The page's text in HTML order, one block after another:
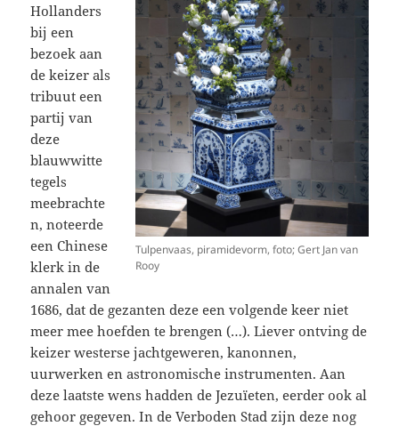
Tulpenvaas, piramidevorm, foto; Gert Jan van
Rooy
Hollanders
bij een
bezoek aan
de keizer als
tribuut een
partij van
deze
blauwwitte
tegels
meebrachte
n, noteerde
een Chinese
klerk in de
annalen van
1686, dat de gezanten deze een volgende keer niet
meer mee hoefden te brengen (…). Liever ontving de
keizer westerse jachtgeweren, kanonnen,
uurwerken en astronomische instrumenten. Aan
deze laatste wens hadden de Jezuïeten, eerder ook al
gehoor gegeven. In de Verboden Stad zijn deze nog